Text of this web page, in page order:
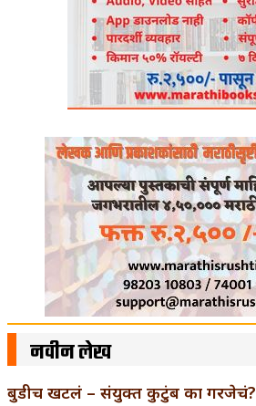
नवीन लेख
बुडीच खटलं – संयुक्त कुटुंब का गरजेचं?